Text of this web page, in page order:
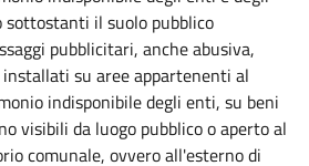
sottostanti il suolo pubblico
pubblicitari, anche abusiva,
su aree appartenenti al
indisponibile degli enti, su beni
visibili da luogo pubblico o aperto al
comunale, ovvero all'esterno di